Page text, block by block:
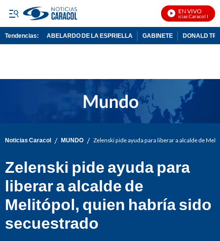
EN VIVO
Noticias Caracol En
Tendencias: ABELARDO DE LA ESPRIELLA GABINETE DONALD
Noticias Caracol / MUNDO / Zelenski pide ayuda para liberar a alcalde de
Zelenski pide ayuda para
liberar a alcalde de
Melitópol, quien habría sido
secuestrado